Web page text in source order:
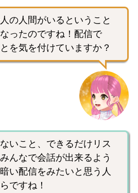
の人間がいるということ
ったのですね！配信で
を気を付けていますか？
いこと、できるだけリス
んなで会話が出来るよう
い配信をみたいと思う人
ですね！